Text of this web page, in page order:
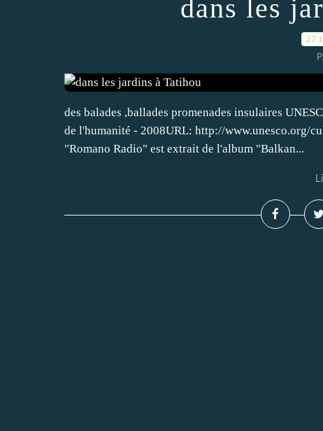
dans les
des balades ,ballades promenades insulaires
de l'humanité - 2008URL: http://www.unesco.org/
"Romano Radio" est extrait de l'album "Balkan...